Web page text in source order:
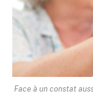
Face à un constat